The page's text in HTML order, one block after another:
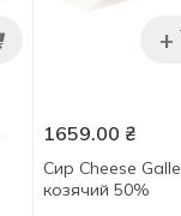
+
1659.00 ₴
Сир Cheese
козячий 50%